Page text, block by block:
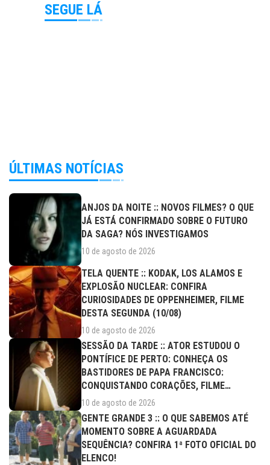
SEGUE LÁ
ÚLTIMAS NOTÍCIAS
ANJOS DA NOITE :: NOVOS FILMES? O QUE
JÁ ESTÁ CONFIRMADO SOBRE O FUTURO
DA SAGA? NÓS INVESTIGAMOS
10 de agosto de 2026
TELA QUENTE :: KODAK, LOS ALAMOS E
EXPLOSÃO NUCLEAR: CONFIRA
CURIOSIDADES DE OPPENHEIMER, FILME
DESTA SEGUNDA (10/08)
10 de agosto de 2026
SESSÃO DA TARDE :: ATOR ESTUDOU O
PONTÍFICE DE PERTO: CONHEÇA OS
BASTIDORES DE PAPA FRANCISCO:
CONQUISTANDO CORAÇÕES, FILME
DESTA...
10 de agosto de 2026
GENTE GRANDE 3 :: O QUE SABEMOS ATÉ
MOMENTO SOBRE A AGUARDADA
SEQUÊNCIA? CONFIRA 1ª FOTO OFICIAL DO
ELENCO!